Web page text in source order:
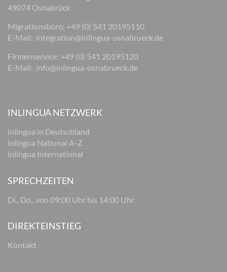
49074 Osnabrück
Migrationsbüro: +49 (0) 541 20195110
E-Mail: integration@inlingua-osnabrueck.de
Firmenservice: +49 (0) 541 20195120
E-Mail: info@inlingua-osnabrueck.de
INLINGUA NETZWERK
inlingua in Deutschland
inlingua National A-Z
inlingua International
SPRECHZEITEN
Di., Do., von 09:00 Uhr bis 14:00 Uhr
DIREKTEINSTIEG
Kontakt